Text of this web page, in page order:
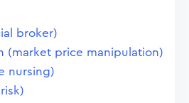
broker)
(market price manipulation)
nursing)